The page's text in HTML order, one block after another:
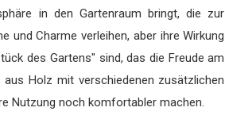
in den Gartenraum bringt, die zur
und Charme verleihen, aber ihre Wirkung
des Gartens" sind, das die Freude am
Holz mit verschiedenen zusätzlichen
Nutzung noch komfortabler machen.